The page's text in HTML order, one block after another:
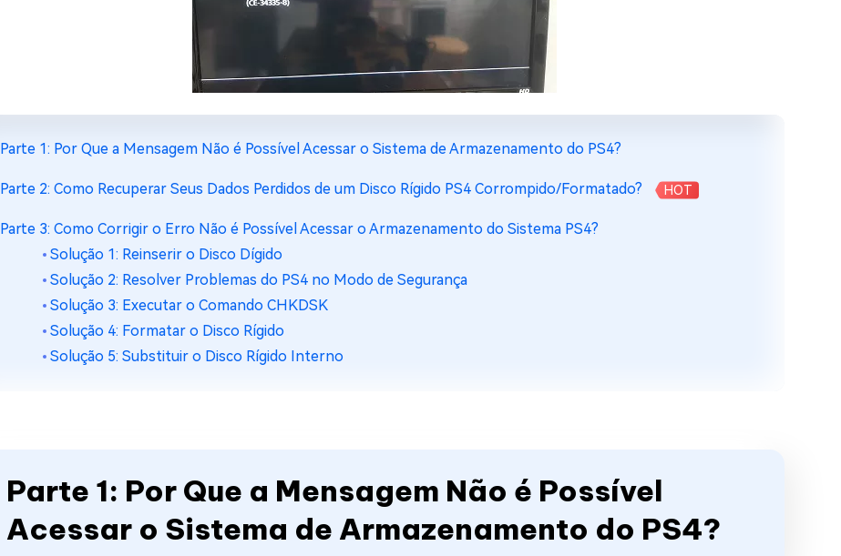
Parte 1: Por Que a Mensagem Não é Possível Acessar o Sistema de Armazenamento do PS4?
Parte 2: Como Recuperar Seus Dados Perdidos de um Disco Rígido PS4 Corrompido/Formatado? HOT
Parte 3: Como Corrigir o Erro Não é Possível Acessar o Armazenamento do Sistema PS4?
Solução 1: Reinserir o Disco Dígido
Solução 2: Resolver Problemas do PS4 no Modo de Segurança
Solução 3: Executar o Comando CHKDSK
Solução 4: Formatar o Disco Rígido
Solução 5: Substituir o Disco Rígido Interno
Parte 1: Por Que a Mensagem Não é Possível
Acessar o Sistema de Armazenamento do PS4?